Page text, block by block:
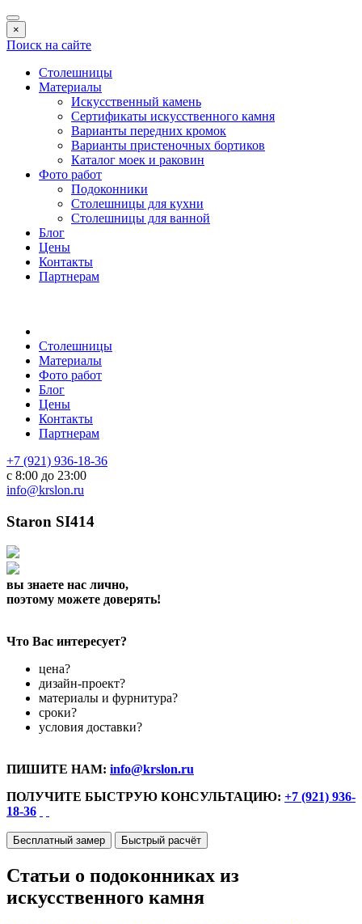
×
Поиск на сайте
Столешницы
Материалы
Искусственный камень
Сертификаты искусственного камня
Варианты передних кромок
Варианты пристеночных бортиков
Каталог моек и раковин
Фото работ
Подоконники
Столешницы для кухни
Столешницы для ванной
Блог
Цены
Контакты
Партнерам
Столешницы
Материалы
Фото работ
Блог
Цены
Контакты
Партнерам
+7 (921) 936-18-36
с 8:00 до 23:00
info@krslon.ru
Staron SI414
вы знаете нас лично,
поэтому можете доверять!
Что Вас интересует?
цена?
дизайн-проект?
материалы и фурнитура?
сроки?
условия доставки?
ПИШИТЕ НАМ: info@krslon.ru
ПОЛУЧИТЕ БЫСТРУЮ КОНСУЛЬТАЦИЮ: +7 (921) 936-
18-36
Бесплатный замер Быстрый расчёт
Статьи о подоконниках из
искусственного камня